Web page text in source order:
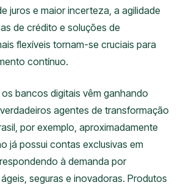
juros e maior incerteza, a agilidade
de crédito e soluções de
flexíveis tornam-se cruciais para
contínuo.
bancos digitais vêm ganhando
agentes de transformação
por exemplo, aproximadamente
já possui contas exclusivas em
à demanda por
seguras e inovadoras. Produtos